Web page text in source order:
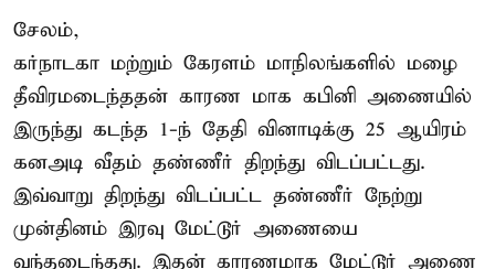
சேலம்,
கர்நாடகா மற்றும் கேரளம் மாநிலங்களில் மழை
தீவிரமடைந்ததன் காரண மாக கபினி அணையில்
இருந்து கடந்த 1-ந் தேதி வினாடிக்கு 25 ஆயிரம்
கனஅடி வீதம் தண்ணீர் திறந்து விடப்பட்டது.
இவ்வாறு திறந்து விடப்பட்ட தண்ணீர் நேற்று
முன்தினம் இரவு மேட்டூர் அணையை
வந்தடைந்தது. இதன் காரணமாக மேட்டூர் அணை